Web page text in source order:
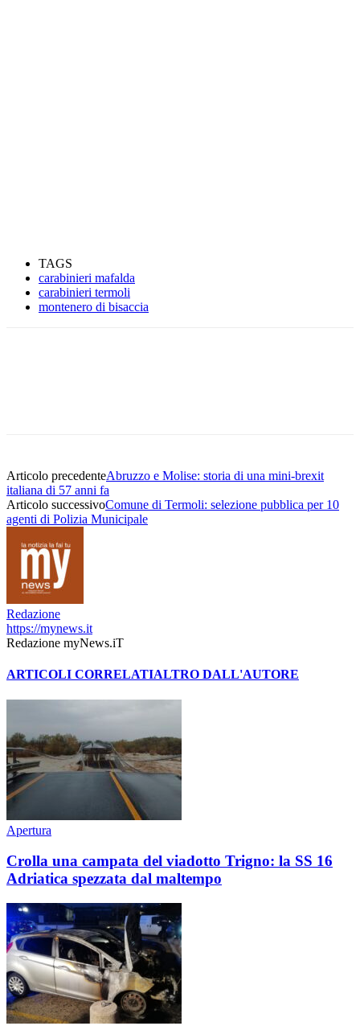
TAGS
carabinieri mafalda
carabinieri termoli
montenero di bisaccia
Articolo precedenteAbruzzo e Molise: storia di una mini-brexit
italiana di 57 anni fa
Articolo successivoComune di Termoli: selezione pubblica per 10
agenti di Polizia Municipale
Redazione
https://mynews.it
Redazione myNews.iT
ARTICOLI CORRELATIALTRO DALL'AUTORE
Apertura
Crolla una campata del viadotto Trigno: la SS 16
Adriatica spezzata dal maltempo